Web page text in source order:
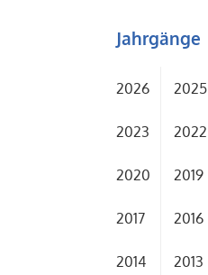
Jahrgänge
2026 2025
2023 2022
2020 2019
2017 2016
2014 2013